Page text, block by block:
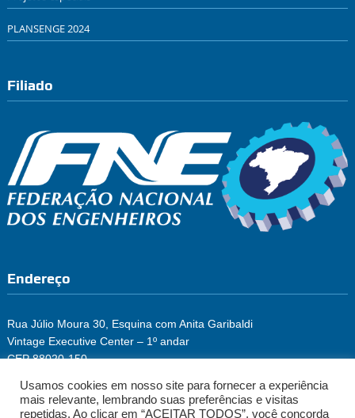
PLANSENGE 2024
Filiado
Endereço
Rua Júlio Moura 30, Esquina com Anita Garibaldi
Vintage Executive Center – 1º andar
CEP 88020-150
Fone: (48) 3222-2965
Usamos cookies em nosso site para fornecer a experiência
mais relevante, lembrando suas preferências e visitas
repetidas. Ao clicar em “ACEITAR TODOS”, você concorda